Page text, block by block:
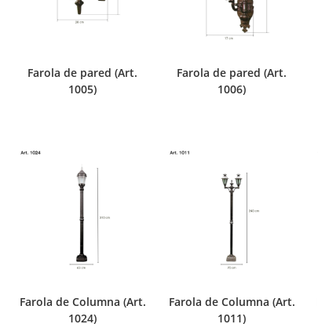
Farola de pared (Art.
1005)
Farola de pared (Art.
1006)
Farola de Columna (Art.
1024)
Farola de Columna (Art.
1011)